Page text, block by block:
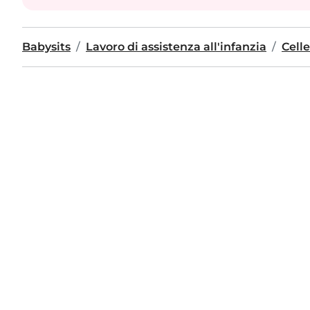
Babysits Lavoro di assistenza all'infanzia